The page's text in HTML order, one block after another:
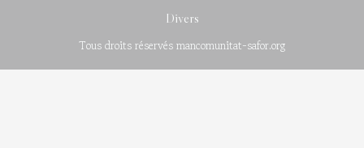
Divers
Tous droits réservés mancomunitat-safor.org